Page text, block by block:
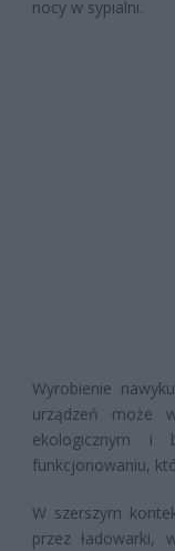
nocy w sypialni.
Wyrobienie
urządzeń może
ekologicznym i
funkcjonowaniu,
W szerszym
przez ładowarki,